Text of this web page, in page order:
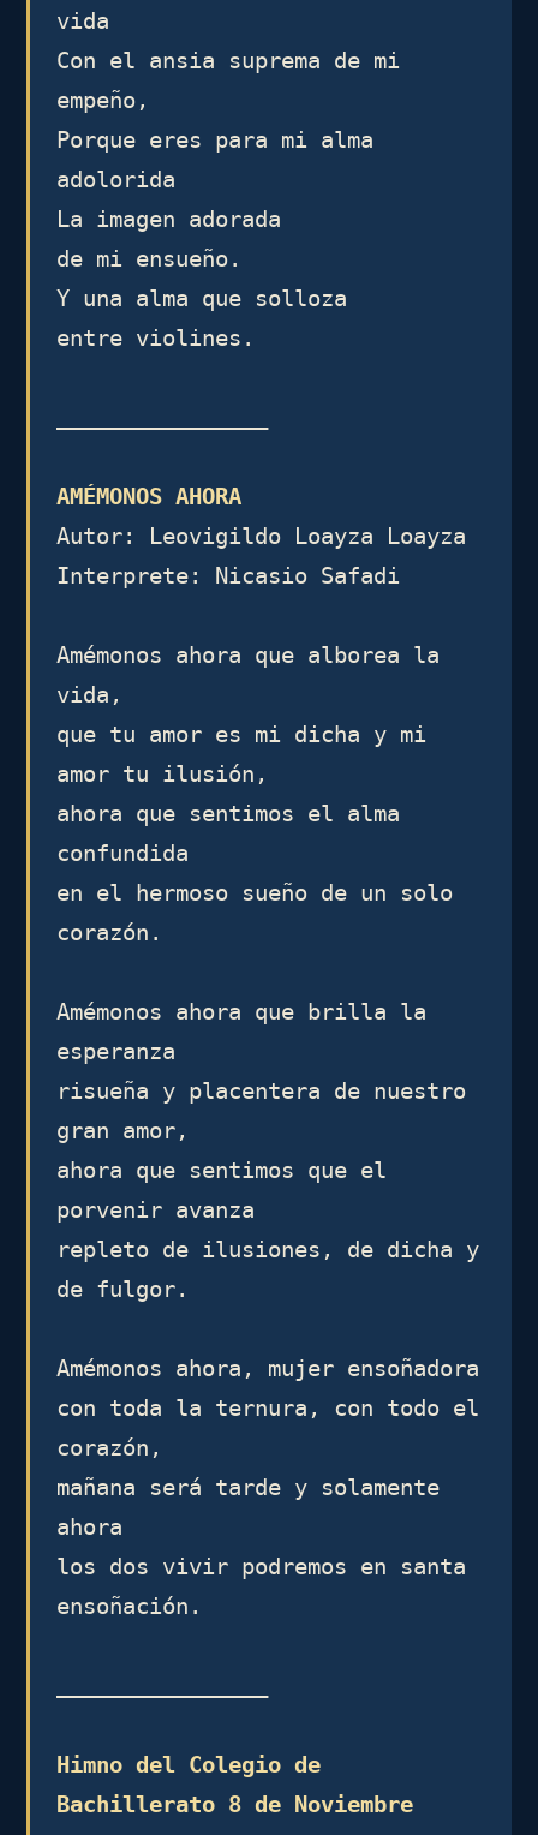
vida
Con el ansia suprema de mi
empeño,
Porque eres para mi alma
adolorida
La imagen adorada
de mi ensueño.
Y una alma que solloza
entre violines.
AMÉMONOS AHORA
Autor: Leovigildo Loayza Loayza
Interprete: Nicasio Safadi
Amémonos ahora que alborea la
vida,
que tu amor es mi dicha y mi
amor tu ilusión,
ahora que sentimos el alma
confundida
en el hermoso sueño de un solo
corazón.
Amémonos ahora que brilla la
esperanza
risueña y placentera de nuestro
gran amor,
ahora que sentimos que el
porvenir avanza
repleto de ilusiones, de dicha y
de fulgor.
Amémonos ahora, mujer ensoñadora
con toda la ternura, con todo el
corazón,
mañana será tarde y solamente
ahora
los dos vivir podremos en santa
ensoñación.
Himno del Colegio de
Bachillerato 8 de Noviembre